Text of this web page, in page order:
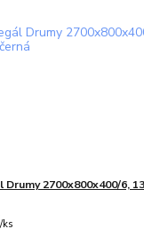
Drumy 2700x800x400/6,
/ks